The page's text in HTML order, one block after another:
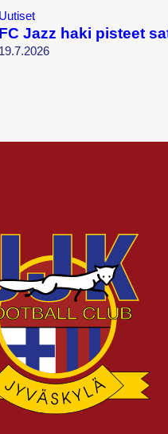
Uutiset
FC Jazz haki pisteet
19.7.2026